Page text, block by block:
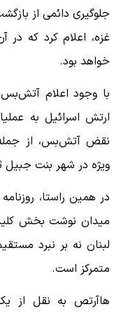
جلوگیری دائمی از
غزه، اعلام کرد که در
خواهد بود.
نقض آتش‌بس، از
ویژه در شهر بنت
در همین راستا،
میدان نوشت بخش
لبنان نه بر نبرد
متمرکز است.
هاآرتص به نقل از